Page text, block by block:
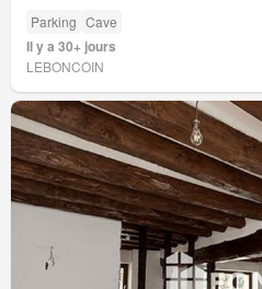
Parking Cave
Il y a 30+ jours
LEBONCOIN